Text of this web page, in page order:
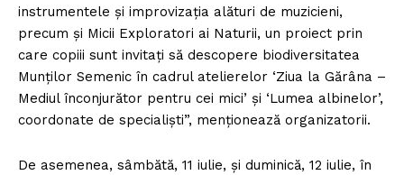
instrumentele şi improvizaţia alături de muzicieni,
precum şi Micii Exploratori ai Naturii, un proiect prin
care copiii sunt invitaţi să descopere biodiversitatea
Munţilor Semenic în cadrul atelierelor ‘Ziua la Gărâna –
Mediul înconjurător pentru cei mici’ şi ‘Lumea albinelor’,
coordonate de specialişti”, menţionează organizatorii.
De asemenea, sâmbătă, 11 iulie, şi duminică, 12 iulie, în